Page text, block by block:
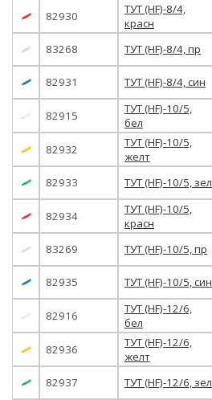
82930
ТУТ (HF)-8/4,
красн
83268 ТУТ (HF)-8/4, пр
82931 ТУТ (HF)-8/4, син
82915
ТУТ (HF)-10/5,
бел
82932
ТУТ (HF)-10/5,
желт
82933 ТУТ (HF)-10/5, зел
82934
ТУТ (HF)-10/5,
красн
83269 ТУТ (HF)-10/5, пр
82935 ТУТ (HF)-10/5, син
82916
ТУТ (HF)-12/6,
бел
82936
ТУТ (HF)-12/6,
желт
82937 ТУТ (HF)-12/6, зел